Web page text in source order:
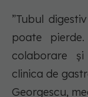
”Tubul
poate
colaborare
clinica de
Georgescu,